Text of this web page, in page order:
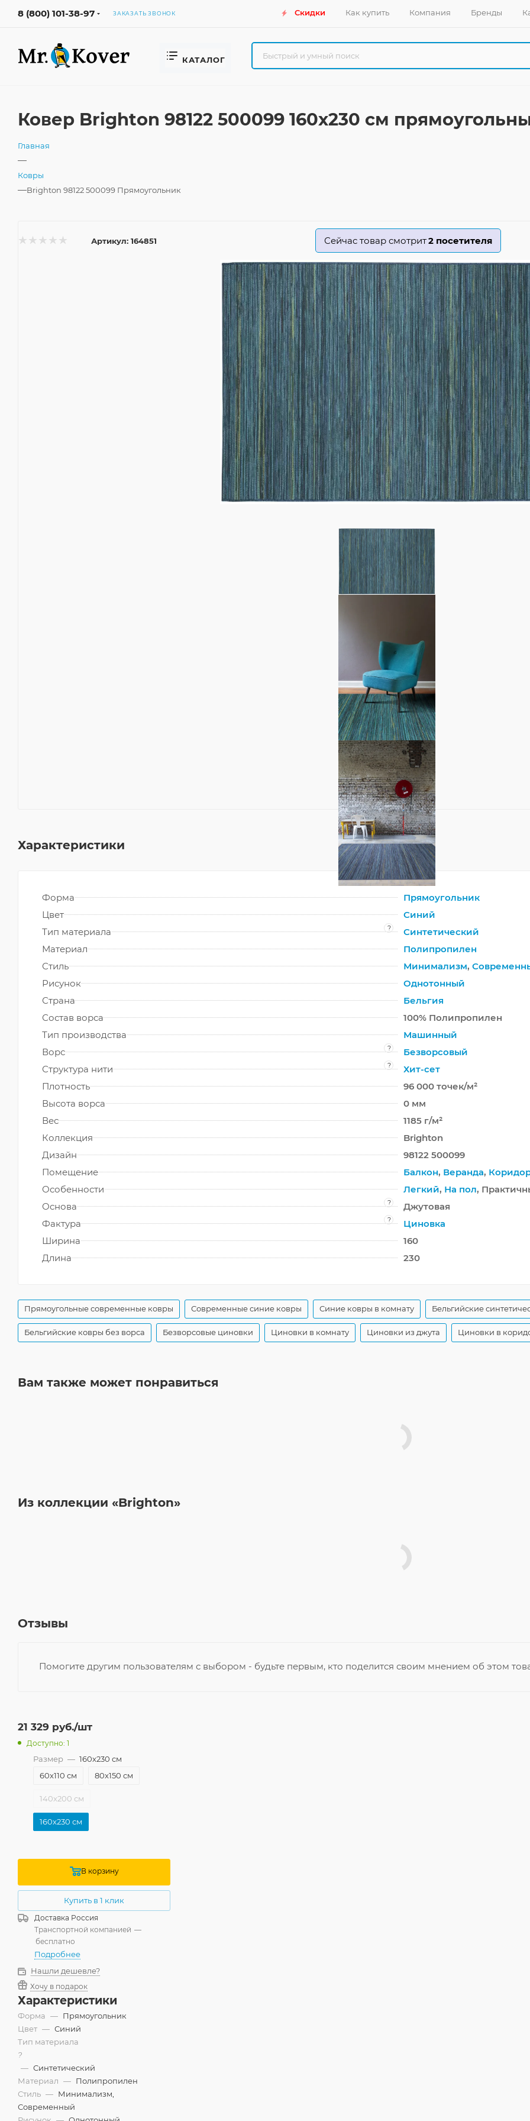
8 (800) 101-38-97 ЗАКАЗАТЬ ЗВОНОК Скидки Как купить Компания Бренды
КАТАЛОГ
Ковер Brighton 98122 500099 160x230 см
Главная
—
Ковры
—Brighton 98122 500099 Прямоугольник
Артикул: 164851 Сейчас товар смотрит2 посетителя
Характеристики
Форма
Прямоугольник
Цвет
Синий
Тип материала
?
Синтетический
Материал
Полипропилен
Стиль
Минимализм,
Рисунок
Однотонный
Страна
Бельгия
Состав ворса
100% Полипропилен
Тип производства
Машинный
Ворс
?
Безворсовый
Структура нити
?
Хит-сет
Плотность
96 000 точек/м²
Высота ворса
0 мм
Вес
1185 г/м²
Коллекция
Brighton
Дизайн
98122 500099
Помещение
Балкон, Веранда,
Особенности
Легкий, На пол,
Основа
?
Джутовая
Фактура
?
Циновка
Ширина
160
Длина
230
Прямоугольные современные ковры Современные синие ковры Синие ковры в комнату Бельгийские
Бельгийские ковры без ворса Безворсовые циновки Циновки в комнату Циновки из джута Циновки в
Вам также может понравиться
Из коллекции «Brighton»
Отзывы
Помогите другим пользователям с выбором - будьте первым, кто поделится своим мнением об этом
21 329 руб./шт
Доступно: 1
Размер — 160x230 см
60x110 см
80x150 см
140x200 см
160x230 см
В корзину
Купить в 1 клик
Доставка Россия
Транспортной компанией —
бесплатно
Подробнее
Нашли дешевле?
Хочу в подарок
Характеристики
Форма — Прямоугольник
Цвет — Синий
Тип материала
?
— Синтетический
Материал — Полипропилен
Стиль — Минимализм,
Современный